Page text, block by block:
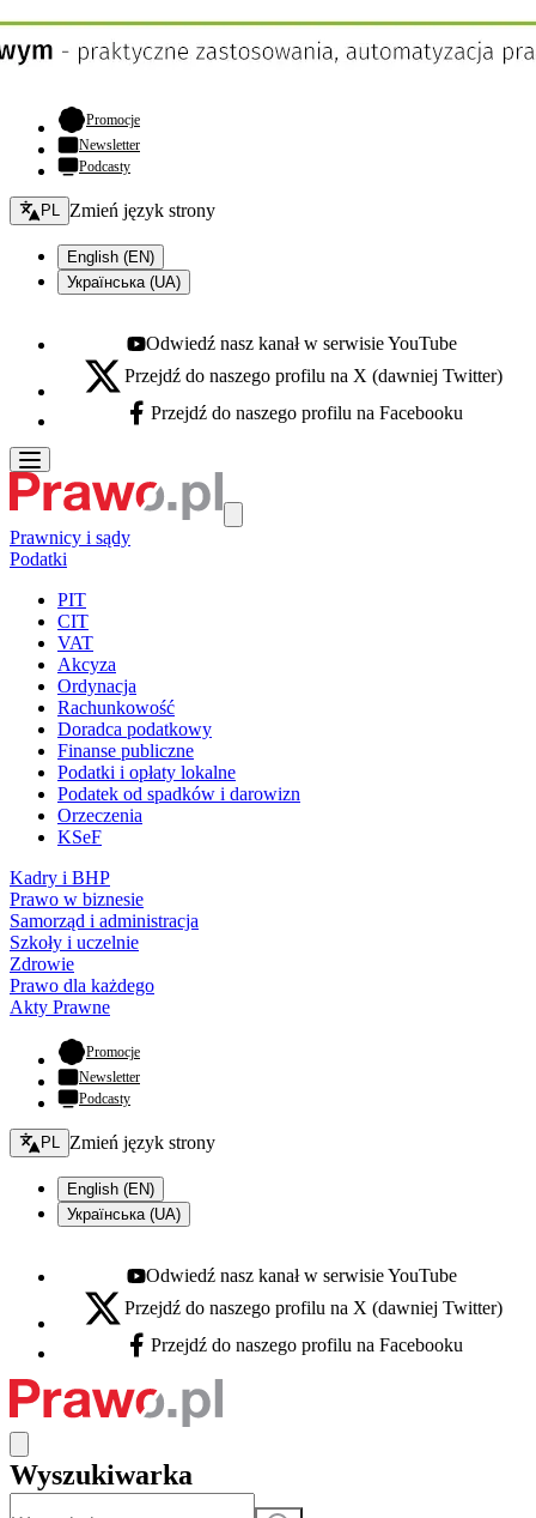
Promocje- otwiera się w nowej karcie
Newsletter
Podcasty
Zmień język - bieżący:
PL Zmień język strony
English (EN)
Українська (UA)
Youtube - otwiera się w nowej karcie
Odwiedź nasz kanał w serwisie YouTube
X - otwiera się w nowej karcie
Przejdź do naszego profilu na X (dawniej Twitter)
Facebook - otwiera się w nowej karcie
Przejdź do naszego profilu na Facebooku
Prawnicy i sądy
Podatki
PIT
CIT
VAT
Akcyza
Ordynacja
Rachunkowość
Doradca podatkowy
Finanse publiczne
Podatki i opłaty lokalne
Podatek od spadków i darowizn
Orzeczenia
KSeF
Kadry i BHP
Prawo w biznesie
Samorząd i administracja
Szkoły i uczelnie
Zdrowie
Prawo dla każdego
Akty Prawne
Promocje- otwiera się w nowej karcie
Newsletter
Podcasty
Zmień język - bieżący:
PL Zmień język strony
English (EN)
Українська (UA)
Youtube - otwiera się w nowej karcie
Odwiedź nasz kanał w serwisie YouTube
X - otwiera się w nowej karcie
Przejdź do naszego profilu na X (dawniej Twitter)
Facebook - otwiera się w nowej karcie
Przejdź do naszego profilu na Facebooku
Wyszukiwarka